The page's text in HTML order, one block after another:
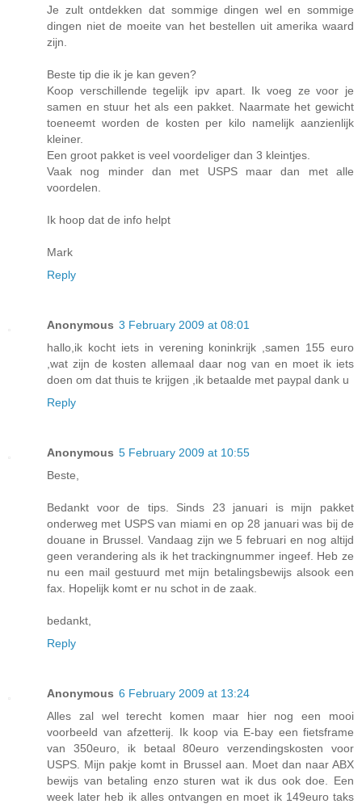
Je zult ontdekken dat sommige dingen wel en sommige
dingen niet de moeite van het bestellen uit amerika waard
zijn.
Beste tip die ik je kan geven?
Koop verschillende tegelijk ipv apart. Ik voeg ze voor je
samen en stuur het als een pakket. Naarmate het gewicht
toeneemt worden de kosten per kilo namelijk aanzienlijk
kleiner.
Een groot pakket is veel voordeliger dan 3 kleintjes.
Vaak nog minder dan met USPS maar dan met alle
voordelen.
Ik hoop dat de info helpt
Mark
Reply
Anonymous 3 February 2009 at 08:01
hallo,ik kocht iets in verening koninkrijk ,samen 155 euro
,wat zijn de kosten allemaal daar nog van en moet ik iets
doen om dat thuis te krijgen ,ik betaalde met paypal dank u
Reply
Anonymous 5 February 2009 at 10:55
Beste,
Bedankt voor de tips. Sinds 23 januari is mijn pakket
onderweg met USPS van miami en op 28 januari was bij de
douane in Brussel. Vandaag zijn we 5 februari en nog altijd
geen verandering als ik het trackingnummer ingeef. Heb ze
nu een mail gestuurd met mijn betalingsbewijs alsook een
fax. Hopelijk komt er nu schot in de zaak.
bedankt,
Reply
Anonymous 6 February 2009 at 13:24
Alles zal wel terecht komen maar hier nog een mooi
voorbeeld van afzetterij. Ik koop via E-bay een fietsframe
van 350euro, ik betaal 80euro verzendingskosten voor
USPS. Mijn pakje komt in Brussel aan. Moet dan naar ABX
bewijs van betaling enzo sturen wat ik dus ook doe. Een
week later heb ik alles ontvangen en moet ik 149euro taks